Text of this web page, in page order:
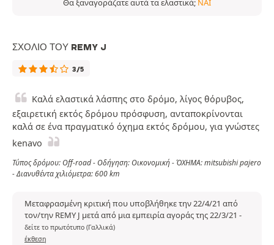
Θα ξαναγοράζατε αυτά τα ελαστικά; ΝΑΙ
ΣΧΌΛΙΟ ΤΟΥ REMY J
3/5
Καλά ελαστικά λάσπης στο δρόμο, λίγος θόρυβος,
εξαιρετική εκτός δρόμου πρόσφυση, ανταποκρίνονται
καλά σε ένα πραγματικό όχημα εκτός δρόμου, για γνώστες
kenavo
Τύπος δρόμου: Off-road - Οδήγηση: Οικονομική - ΌΧΗΜΑ: mitsubishi pajero
- Διανυθέντα χιλιόμετρα: 600 km
Μεταφρασμένη κριτική που υποβλήθηκε την 22/4/21 από
τον/την REMY J μετά από μια εμπειρία αγοράς της 22/3/21 -
δείτε το πρωτότυπο (Γαλλικά)
έκθεση